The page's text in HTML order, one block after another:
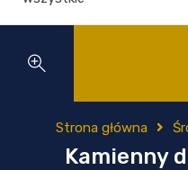
Strona główna
Kamienny